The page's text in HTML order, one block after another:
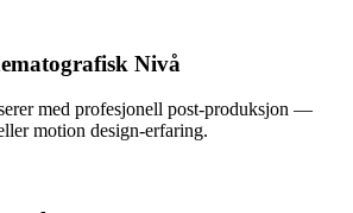
Nivå
med profesjonell post-produksjon —
motion design-erfaring.